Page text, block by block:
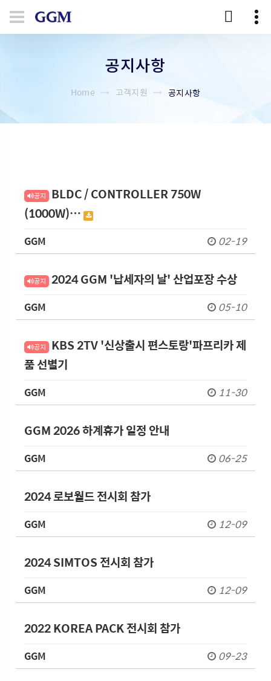
공지사항
Home 고객지원 공지사항
공지
BLDC / CONTROLLER 750W
(1000W)…
GGM 02-19
공지 2024 GGM '납세자의 날' 산업포장 수상
GGM 05-10
공지
KBS 2TV '신상출시 편스토랑'파프리카 제
품 선별기
GGM 11-30
GGM 2026 하계휴가 일정 안내
GGM 06-25
2024 로보월드 전시회 참가
GGM 12-09
2024 SIMTOS 전시회 참가
GGM 12-09
2022 KOREA PACK 전시회 참가
GGM 09-23